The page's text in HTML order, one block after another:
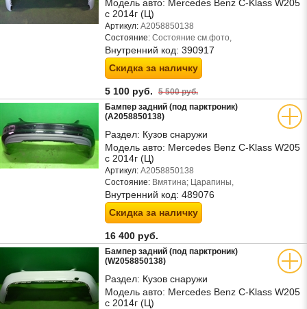
Модель авто: Mercedes Benz C-Klass W205
с 2014г (Ц)
Артикул: A2058850138
Состояние: Состояние см.фото,
Внутренний код: 390917
Скидка за наличку
5 100 руб. 5 500 руб.
Бампер задний (под парктроник)
(A2058850138)
Раздел: Кузов снаружи
Модель авто: Mercedes Benz C-Klass W205
с 2014г (Ц)
Артикул: A2058850138
Состояние: Вмятина; Царапины,
Внутренний код: 489076
Скидка за наличку
16 400 руб.
Бампер задний (под парктроник)
(W2058850138)
Раздел: Кузов снаружи
Модель авто: Mercedes Benz C-Klass W205
с 2014г (Ц)